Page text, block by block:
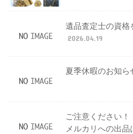
遺品査定士の資格
2026.04.19
夏季休暇のお知ら
ご注意ください
メルカリへの出